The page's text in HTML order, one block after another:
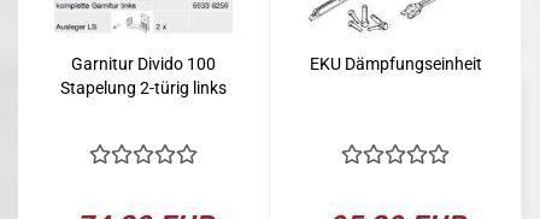
Garnitur Divido 100
Stapelung 2-türig links
EKU Dämpfungseinheit